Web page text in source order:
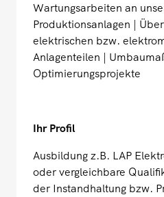
Wartungsarbeiten an
Produktionsanlagen |
elektrischen bzw.
Anlagenteilen |
Optimierungsprojekte
Ihr Profil
Ausbildung z.B. LAP
oder vergleichbare
der Instandhaltung bzw.